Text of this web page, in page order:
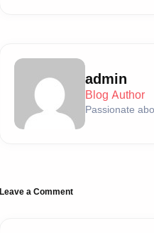
admin
Blog Author
Passionate
Leave a Comment